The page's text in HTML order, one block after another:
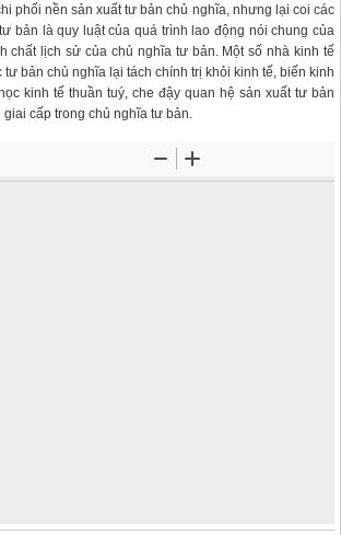
phối nền sản xuất tư bản chủ nghĩa, nhưng lại coi các
bản là quy luật của quá trình lao động nói chung của
chất lịch sử của chủ nghĩa tư bản. Một số nhà kinh tế
bản chủ nghĩa lại tách chính trị khỏi kinh tế, biến kinh
kinh tế thuần tuý, che đậy quan hệ sản xuất tư bản
cấp trong chủ nghĩa tư bản.